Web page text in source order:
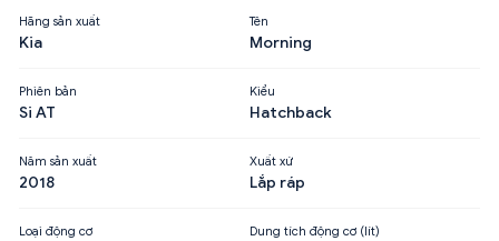
Hãng sản xuất
Kia
Tên
Morning
Phiên bản
Si AT
Kiểu
Hatchback
Năm sản xuất
2018
Xuất xứ
Lắp ráp
Loại động cơ Dung tích động cơ (lít)